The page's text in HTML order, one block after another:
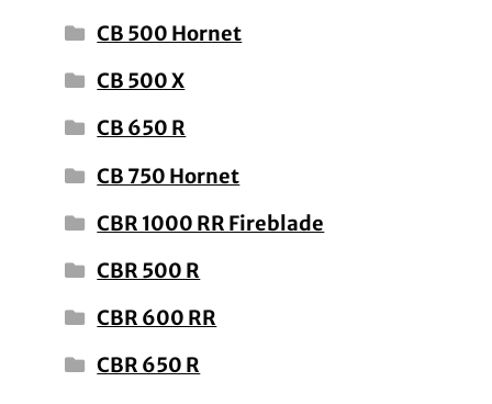
CB 500 Hornet
CB 500 X
CB 650 R
CB 750 Hornet
CBR 1000 RR Fireblade
CBR 500 R
CBR 600 RR
CBR 650 R